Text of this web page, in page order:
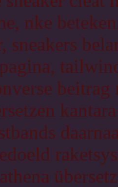
nke
sneakers
athena